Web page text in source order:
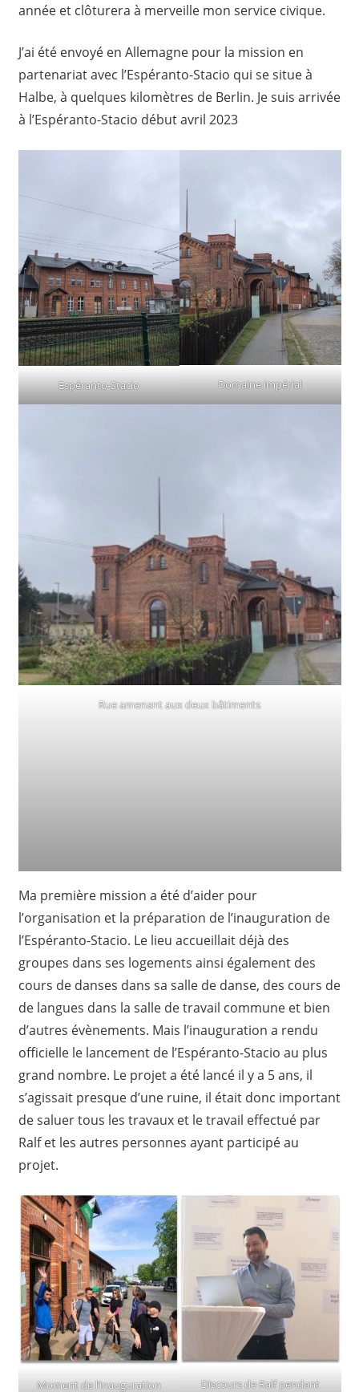
année et clôturera à merveille mon service civique.
J’ai été envoyé en Allemagne pour la mission en
partenariat avec l’Espéranto-Stacio qui se situe à
Halbe, à quelques kilomètres de Berlin. Je suis arrivée
à l’Espéranto-Stacio début avril 2023
Espéranto-Stacio Domaine impérial
Rue amenant aux deux bâtiments
Ma première mission a été d’aider pour
l’organisation et la préparation de l’inauguration de
l’Espéranto-Stacio. Le lieu accueillait déjà des
groupes dans ses logements ainsi également des
cours de danses dans sa salle de danse, des cours de
de langues dans la salle de travail commune et bien
d’autres évènements. Mais l’inauguration a rendu
officielle le lancement de l’Espéranto-Stacio au plus
grand nombre. Le projet a été lancé il y a 5 ans, il
s’agissait presque d’une ruine, il était donc important
de saluer tous les travaux et le travail effectué par
Ralf et les autres personnes ayant participé au
projet.
Moment de l’inauguration Discours de Ralf pendant